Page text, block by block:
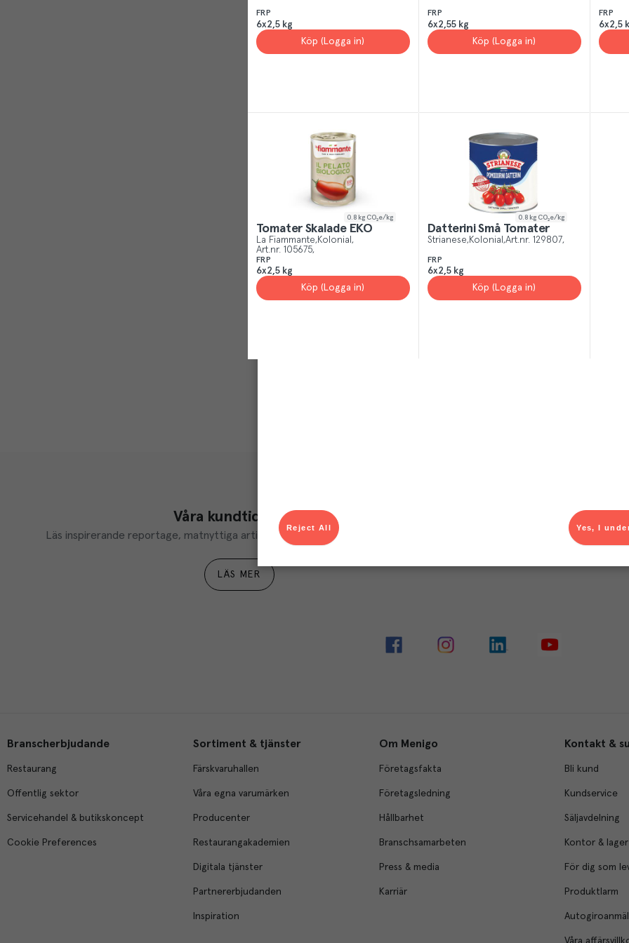
FRP
6x2,5 kg
Köp (Logga in)
FRP
6x2,55 kg
Köp (Logga in)
FRP
6x2,5
0.8 kg CO₂e/kg
Tomater Skalade EKO
La Fiammante Kolonial
Art.nr. 105675
FRP
6x2,5 kg
Köp (Logga in)
0.8 kg CO₂e/kg
Datterini Små Tomater
Strianese Kolonial Art.nr. 129807
FRP
6x2,5 kg
Köp (Logga in)
Våra kundtidningar
Läs inspirerande reportage, matnyttiga artiklar och ta del av aktuella kampanjer.
LÄS MER
Du som är Menigo-
Branscherbjudande
Restaurang
Offentlig sektor
Servicehandel & butikskoncept
Cookie Preferences
Sortiment & tjänster
Färskvaruhallen
Våra egna varumärken
Producenter
Restaurangakademien
Digitala tjänster
Partnererbjudanden
Inspiration
Om Menigo
Företagsfakta
Företagsledning
Hållbarhet
Branschsamarbeten
Press & media
Karriär
Kontakt &
Bli kund
Kundservice
Säljavdelning
Kontor & lager
För dig som
Produktlarm
Våra
Yes, I
Reject All